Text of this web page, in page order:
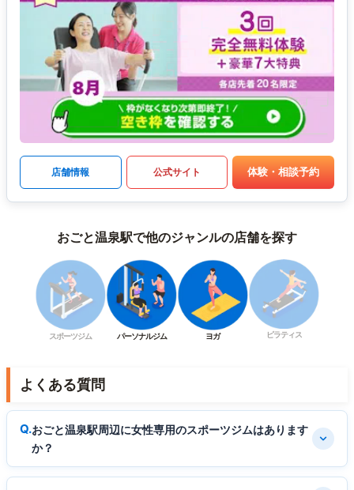
店舗情報 公式サイト 体験・相談予約
おごと温泉駅で他のジャンルの店舗を探す
スポーツジム パーソナルジム ヨガ ピラティス
よくある質問
おごと温泉駅周辺に女性専用のスポーツジムはあります
か？